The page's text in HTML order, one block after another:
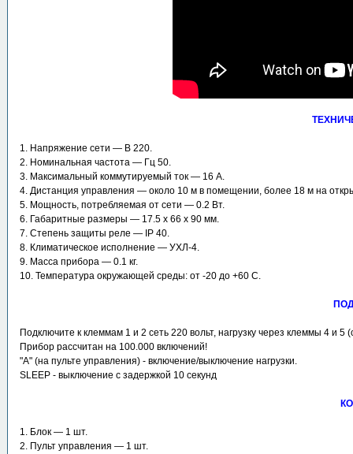
1. Напряжение сети ― В 220.
2. Номинальная частота ― Гц 50.
3. Максимальный коммутируемый ток ― 16 А.
4. Дистанция управления ― около 10 м в помещении, более 18 м на
5. Мощность, потребляемая от сети ― 0.2 Вт.
6. Габаритные размеры ― 17.5 х 66 х 90 мм.
7. Степень защиты реле ― IP 40.
8. Климатическое исполнение ― УХЛ-4.
9. Масса прибора ― 0.1 кг.
10. Температура окружающей среды: от -20 до +60 С.
Подключите к клеммам 1 и 2 сеть 220 вольт, нагрузку через клеммы 4 и 5
Прибор рассчитан на 100.000 включений!
"А" (на пульте управления) - включение/выключение нагрузки.
SLEEP - выключение с задержкой 10 секунд
1. Блок ― 1 шт.
2. Пульт управления ― 1 шт.